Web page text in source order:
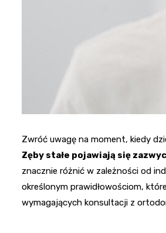
Zwróć uwagę na moment, kiedy
Zęby stałe pojawiają się
znacznie różnić w zależności od
określonym prawidłowościom,
wymagających konsultacji z